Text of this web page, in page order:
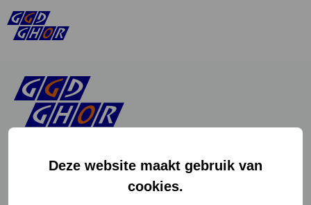
Deze website maakt gebruik van
cookies.
Instagram